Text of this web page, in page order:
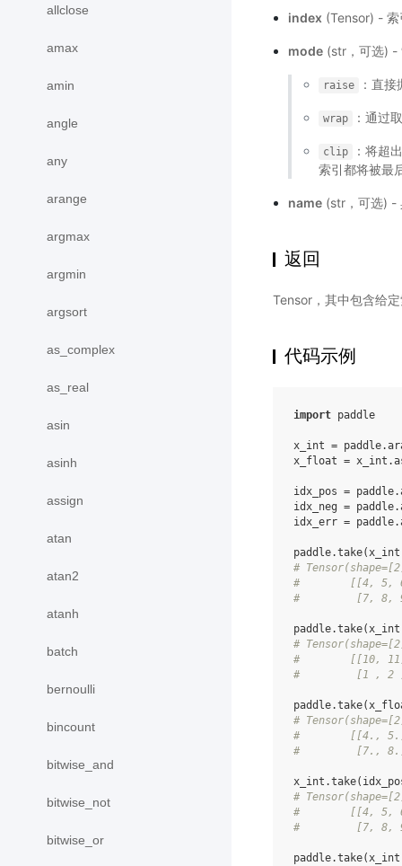
allclose
amax
amin
angle
any
arange
argmax
argmin
argsort
as_complex
as_real
asin
asinh
assign
atan
atan2
atanh
batch
bernoulli
bincount
bitwise_and
bitwise_not
bitwise_or
index (Tensor) -
mode(str，可选) -
raise ：直
wrap ：通过
clip
：将超
索引都将被最
name(str，可选) -
返回
Tensor，其中包含给
代码示例
import paddle
x_int = paddle.
x_float = x_int .
idx_pos = paddle.
idx_neg = paddle.
idx_err = paddle.
paddle.take(x_int
#
#        [[4, 5,
#         [7, 8,
paddle.take(x_int
#
#        [[10,
#         [1 , 2
paddle.take(
#
#        [[4.,
#         [7.,
x_int .take(
#
#        [[4, 5,
#         [7, 8,
paddle.take(x_int